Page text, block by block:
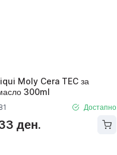
Moly Cera TEC за
300ml
Достапно
ден.